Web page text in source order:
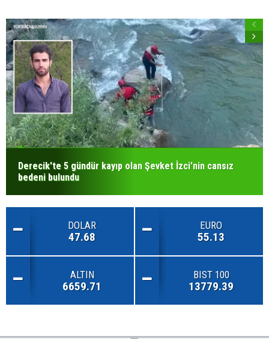
Derecik'te 5 gündür kayıp olan Şevket İzci'nin cansız
bedeni bulundu
DOLAR
47.68
EURO
55.13
ALTIN
6659.71
BIST 100
13779.39